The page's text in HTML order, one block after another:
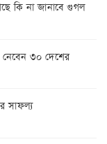
কি না জানাবে গুগল
নেবেন ৩০ দেশের
সাফল্য